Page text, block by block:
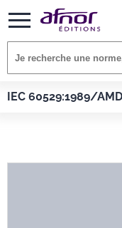
IEC 60529:1989/
Afnor EDITIONS Normes